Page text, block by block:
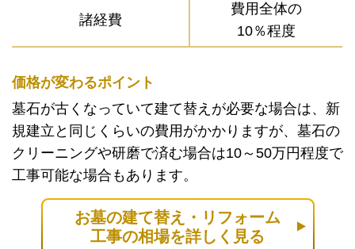
諸経費
費用全体の
10％程度
価格が変わるポイント
墓石が古くなっていて建て替えが必要な場合は、新
規建立と同じくらいの費用がかかりますが、墓石の
クリーニングや研磨で済む場合は10～50万円程度で
工事可能な場合もあります。
お墓の建て替え・リフォーム
工事の相場を詳しく見る